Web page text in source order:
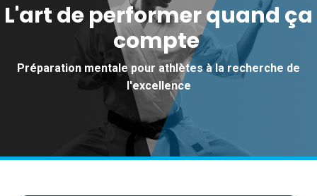
L'art de performer quand ça
compte
Préparation mentale pour athlètes à la recherche de
l'excellence